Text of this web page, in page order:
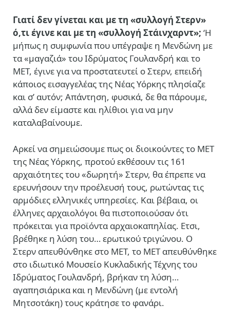
Γιατί δεν γίνεται και με τη «συλλογή Στερν»
ό,τι έγινε και με τη «συλλογή Στάινχαρντ»; ‘Η
μήπως η συμφωνία που υπέγραψε η Μενδώνη με
τα «μαγαζιά» του Ιδρύματος Γουλανδρή και το
ΜΕΤ, έγινε για να προστατευτεί ο Στερν, επειδή
κάποιος εισαγγελέας της Νέας Υόρκης πλησίαζε
και σ’ αυτόν; Απάντηση, φυσικά, δε θα πάρουμε,
αλλά δεν είμαστε και ηλίθιοι για να μην
καταλαβαίνουμε.
Αρκεί να σημειώσουμε πως οι διοικούντες το ΜΕΤ
της Νέας Υόρκης, προτού εκθέσουν τις 161
αρχαιότητες του «δωρητή» Στερν, θα έπρεπε να
ερευνήσουν την προέλευσή τους, ρωτώντας τις
αρμόδιες ελληνικές υπηρεσίες. Και βέβαια, οι
έλληνες αρχαιολόγοι θα πιστοποιούσαν ότι
πρόκειται για προϊόντα αρχαιοκαπηλίας. Ετσι,
βρέθηκε η λύση του… ερωτικού τριγώνου. Ο
Στερν απευθύνθηκε στο ΜΕΤ, το ΜΕΤ απευθύνθηκε
στο ιδιωτικό Μουσείο Κυκλαδικής Τέχνης του
Ιδρύματος Γουλανδρή, βρήκαν τη λύση…
αγαπησιάρικα και η Μενδώνη (με εντολή
Μητσοτάκη) τους κράτησε το φανάρι.